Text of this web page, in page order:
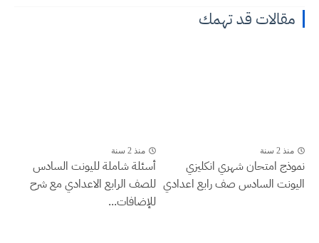
مقالات قد تهمك
منذ 2 سنة
نموذج امتحان شهري انكليزي
اليونت السادس صف رابع اعدادي
منذ 2 سنة
أسئلة شاملة لليونت السادس
للصف الرابع الاعدادي مع شرح
للإضافات...